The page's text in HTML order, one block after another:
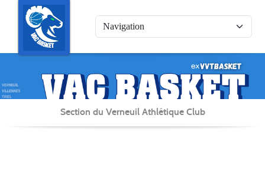
Section du Verneuil Athlétique Club
Panneau de gestion des cookies